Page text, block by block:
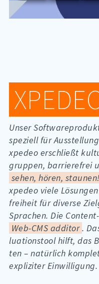
Un­ser
spe­zi­ell für
xpe­deo er­schließt
grup­pen, bar­rie­re­frei
sehen, hören, staunen!
xpe­deo vie­le
frei­heit für di­ver­se
Spra­chen. Die
Web-CMS additor .
lua­ti­ons­tool hilft, das
ten – na­tür­lich
ex­pli­zi­ter Ein­wil­li­gung.